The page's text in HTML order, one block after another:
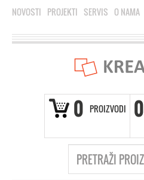
NOVOSTI PROJEKTI SERVIS O NAMA
0 PROIZVODI 0